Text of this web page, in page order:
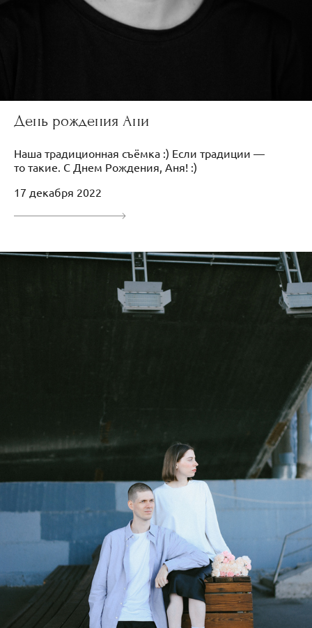
День рождения Ани
Наша традиционная съёмка :) Если традиции —
то такие. С Днем Рождения, Аня! :)
17 декабря 2022